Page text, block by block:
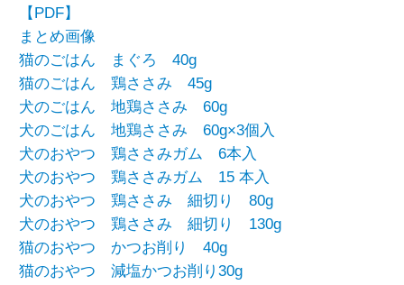
【PDF】
まとめ画像
猫のごはん まぐろ 40g
猫のごはん 鶏ささみ 45g
犬のごはん 地鶏ささみ 60g
犬のごはん 地鶏ささみ 60g×3個入
犬のおやつ 鶏ささみガム 6本入
犬のおやつ 鶏ささみガム 15 本入
犬のおやつ 鶏ささみ 細切り 80g
犬のおやつ 鶏ささみ 細切り 130g
猫のおやつ かつお削り 40g
猫のおやつ 減塩かつお削り30g